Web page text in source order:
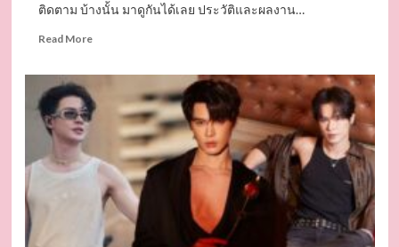
ติดตาม บ้างนั้น มาดูกันได้เลย ประวัติและผลงาน…
Read MoreRead
ทัต
พงศ์
แสดง
ซี
วาย
ดัง